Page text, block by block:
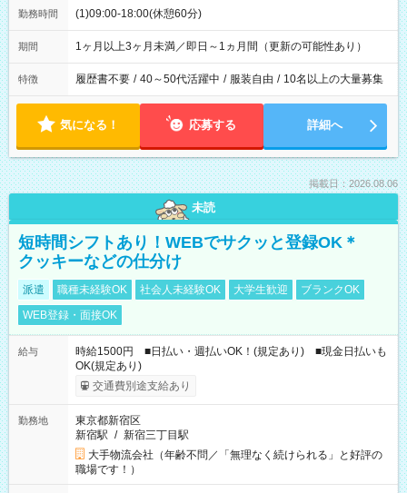
勤務時間 (1)09:00-18:00(休憩60分)
期間 1ヶ月以上3ヶ月未満／即日～1ヵ月間（更新の可能性あり）
特徴 履歴書不要 / 40～50代活躍中 / 服装自由 / 10名以上の大量募集
気になる！ 応募する 詳細へ
掲載日：2026.08.06
未読
短時間シフトあり！WEBでサクッと登録OK＊
クッキーなどの仕分け
派遣 職種未経験OK 社会人未経験OK 大学生歓迎
ブランクOK
WEB登録・面接OK
給与
時給1500円 ■日払い・週払いOK！(規定あり) ■現金日払いも
OK(規定あり)
交通費別途支給あり
勤務地
東京都新宿区
新宿駅 / 新宿三丁目駅
大手物流会社（年齢不問／「無理なく続けられる」と好評の
職場です！）